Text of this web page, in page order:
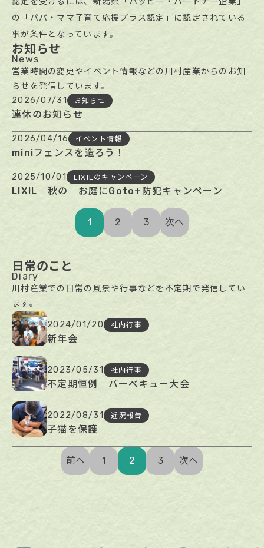
の「パパ・ママ子育て応援プラス認定」に認定されている
事が条件となっています。
お知らせ
News
営業時間の変更やイベント情報などの川村産業からのお知
らせを発信しています。
2026/07/31
お知らせ
連休のお知らせ
2026/04/16 イベント情報
miniフェンスを造ろう！
2025/10/01 LIXILのキャンペーン
LIXIL 秋の お庭にGoto+防犯キャンペーン
1 2 3 次へ
日常のこと
Diary
川村産業での日常の風景や行事などを不定期で発信してい
ます。
2024/01/20 社内行事
新年会
2023/05/31 社内行事
不定期恒例 バーベキュー大会
2022/08/31 近況報告
子猫を保護
前へ 1 2 3 次へ